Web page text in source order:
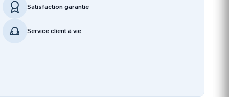
Satisfaction garantie
Service client à vie